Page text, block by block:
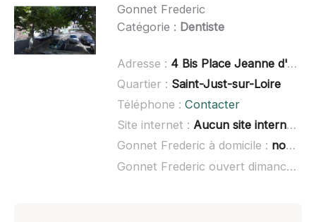
Gonnet Frederic
Catégorie : Dentiste
Adresse : 4 Bis Place Jeanne d'Arc, 42170 Saint-Just-Saint-Rambert
Quartier : Saint-Just-sur-Loire
Téléphone : Contacter
Site internet : Aucun site internet connu
Gonnet Frederic à domicile : non renseigné
Gonnet Frederic ouvert dimanche :